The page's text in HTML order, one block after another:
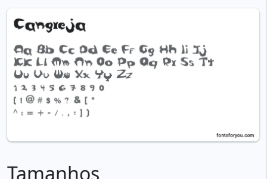
Tamanhos